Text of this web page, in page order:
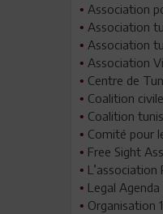
• Association
• Association
• Association
• Association
• Centre de
• Coalition
• Coalition
• Comité pour
• Free Sight
•
• Legal Agenda
• Organisation